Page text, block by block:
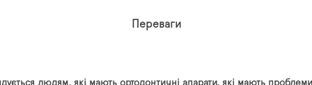
Переваги
людям, які мають ортодонтичні апарати, які мають